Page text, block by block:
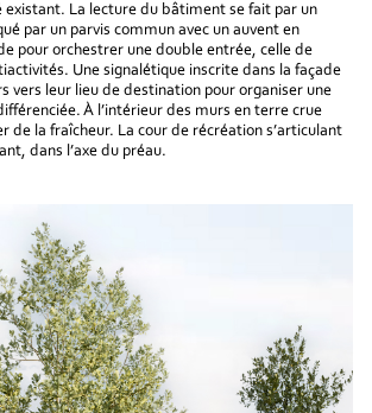
existant. La lecture du bâtiment se fait par un
par un parvis commun avec un auvent en
pour orchestrer une double entrée, celle de
Une signalétique inscrite dans la façade
vers leur lieu de destination pour organiser une
À l’intérieur des murs en terre crue
de la fraîcheur. La cour de récréation s’articulant
dans l’axe du préau.